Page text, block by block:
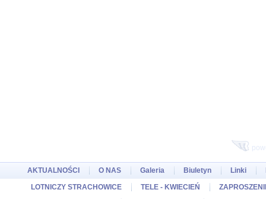
AKTUALNOŚCI O NAS Galeria Biuletyn Linki
LOTNICZY STRACHOWICE
TELE - KWIECIEŃ